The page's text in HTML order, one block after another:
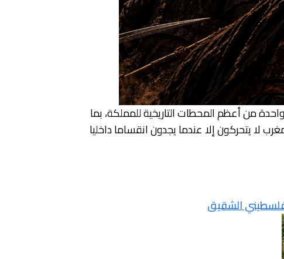
من أعظم المحطات التاريخية للمملكة، بما
لا يتحركون إلا عندما يجدون انقساما داخليا
الشقيق